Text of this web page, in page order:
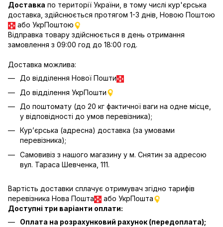
Доставка по території України, в тому числі кур'єрська
доставка, здійснюється протягом 1-3 днів, Новою Поштою
або УкрПоштою
Відправка товару здійснюється в день отримання
замовлення з 09:00 год до 18:00 год.
Доставка можлива:
До відділення Нової Пошти
До відділення УкрПошти
До поштомату (до 20 кг фактичної ваги на одне місце,
у відповідності до умов перевізника);
Кур’єрська (адресна) доставка (за умовами
перевізника);
Самовивіз з нашого магазину у м. Снятин за адресою
вул. Тараса Шевченка, 111.
Вартість доставки сплачує отримувач згідно тарифів
перевізника Нова Пошта
або УкрПошта
Доступні три варіанти оплати:
Оплата на розрахунковий рахунок (передоплата);